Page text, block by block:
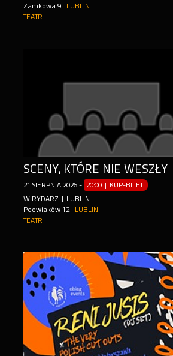
Zamkowa 9
LUBLIN
TEATR
SCENY, KTÓRE NIE WESZŁY
21 SIERPNIA 2026 - 20:00 | KUP-BILET
WIRYDARZ | LUBLIN
Peowiaków 12
LUBLIN
TEATR